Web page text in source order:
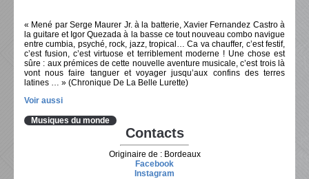
« Mené par Serge Maurer Jr. à la batterie, Xavier Fernandez Castro à
la guitare et Igor Quezada à la basse ce tout nouveau combo navigue
entre cumbia, psyché, rock, jazz, tropical… Ca va chauffer, c’est festif,
c’est fusion, c’est virtuose et terriblement moderne ! Une chose est
sûre : aux prémices de cette nouvelle aventure musicale, c’est trois là
vont nous faire tanguer et voyager jusqu’aux confins des terres
latines … » (Chronique De La Belle Lurette)
Voir aussi
Musiques du monde
Contacts
Originaire de : Bordeaux
Facebook
Instagram